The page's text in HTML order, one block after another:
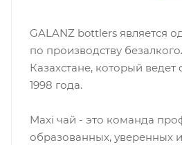
GALANZ bottlers является
по производству
Казахстане, который
1998 года.
Maxi чай - это команда
образованных, уверенных